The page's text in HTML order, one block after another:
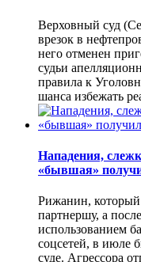
Верховный суд
врезок в
него отменен
судьи
правила к
шанса избежать
Нападения,
«бывшая»
Рижанин, который
партнершу, а
использованием
соцсетей, в июле
суде. Агрессора